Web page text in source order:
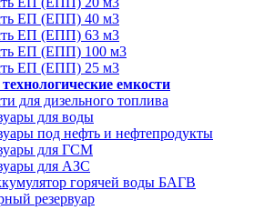
ЕП (ЕПП) 40 м3
ЕП (ЕПП) 63 м3
ЕП (ЕПП) 100 м3
ЕП (ЕПП) 25 м3
емкости
для дизельного топлива
для воды
под нефть и нефтепродукты
для ГСМ
для АЗС
горячей воды БАГВ
резервуар